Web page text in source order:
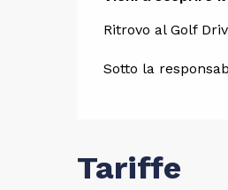
Ritrovo al Golf
Sotto la
Tariffe